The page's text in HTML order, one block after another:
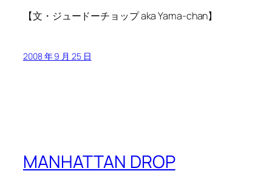
【文・ジュードーチョップ aka Yama-chan】
2008 年 9 月 25 日
MANHATTAN DROP